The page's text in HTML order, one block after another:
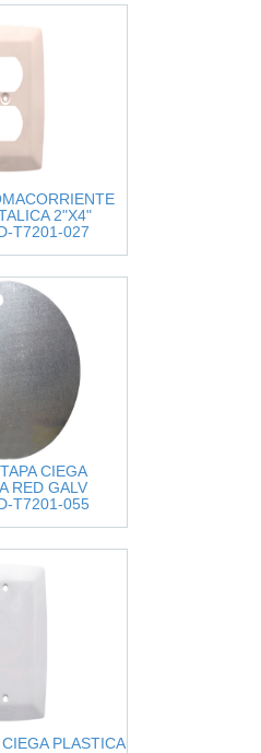
2"X4"
T7201-027
CIEGA
RED GALV
T7201-055
PLASTICA